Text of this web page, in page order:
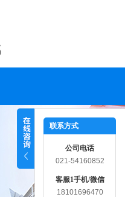
联系方式
公司电话
021-54160852
客服1手机/微信
18101696470